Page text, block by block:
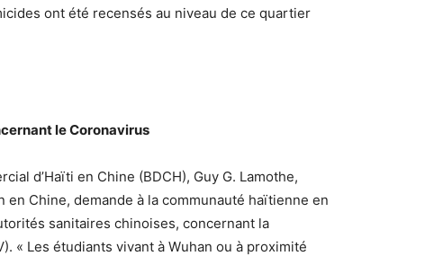
ont été recensés au niveau de ce quartier
le Coronavirus
d’Haïti en Chine (BDCH), Guy G. Lamothe,
Chine, demande à la communauté haïtienne en
sanitaires chinoises, concernant la
« Les étudiants vivant à Wuhan ou à proximité